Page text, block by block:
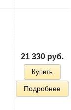
21 330 руб.
Купить
Подробнее